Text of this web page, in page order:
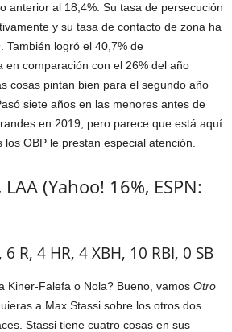
anterior al 18,4%. Su tasa de persecución
y su tasa de contacto de zona ha
También logró el 40,7% de
en comparación con el 26% del año
cosas pintan bien para el segundo año
siete años en las menores antes de
en 2019, pero parece que está aquí
OBP le prestan especial atención.
(Yahoo! 16%, ESPN:
R, 4 HR, 4 XBH, 10 RBI, 0 SB
Kiner-Falefa o Nola? Bueno, vamos Otro
a Max Stassi sobre los otros dos.
Stassi tiene cuatro cosas en sus